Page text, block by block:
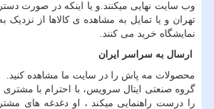
وب سایت نهایی میکنند.و یا اینکه در صورت
تهران و یا تمایل به مشاهده ی کالاها از
نمایشگاه خرید می کنند.
ارسال به سراسر ایران
محصولات مه پاش را در سایت ما مشاهده کنید.
گروه صنعتی ایتال سرویس، با احترام با
را درست راهنمایی میکند ، او دغدغه های